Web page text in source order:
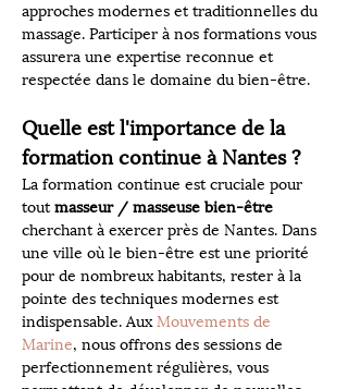
approches modernes et traditionnelles du
massage. Participer à nos formations vous
assurera une expertise reconnue et
respectée dans le domaine du bien-être.
Quelle est l'importance de la
formation continue à Nantes ?
La formation continue est cruciale pour
tout masseur / masseuse bien-être
cherchant à exercer près de Nantes. Dans
une ville où le bien-être est une priorité
pour de nombreux habitants, rester à la
pointe des techniques modernes est
indispensable. Aux Mouvements de
Marine, nous offrons des sessions de
perfectionnement régulières, vous